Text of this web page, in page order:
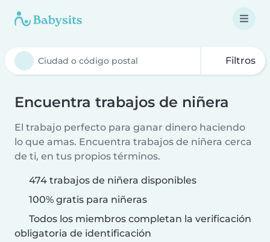
Filtros
Encuentra trabajos de niñera
El trabajo perfecto para ganar dinero haciendo
lo que amas. Encuentra trabajos de niñera cerca
de ti, en tus propios términos.
474 trabajos de niñera disponibles
100% gratis para niñeras
Todos los miembros completan la verificación
obligatoria de identificación